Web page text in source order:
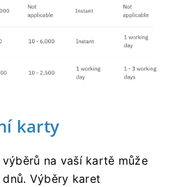
karty
výběrů na vaší kartě může
Výběry karet